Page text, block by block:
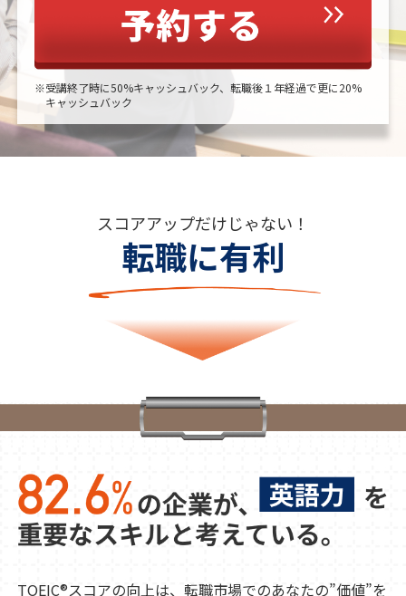
※受講終了時に50%キャッシュバック、転職後１年経過で更に20%
キャッシュバック
スコアアップだけじゃない！
転職に有利
TOEIC®スコアの向上は、転職市場でのあなたの”価値”を